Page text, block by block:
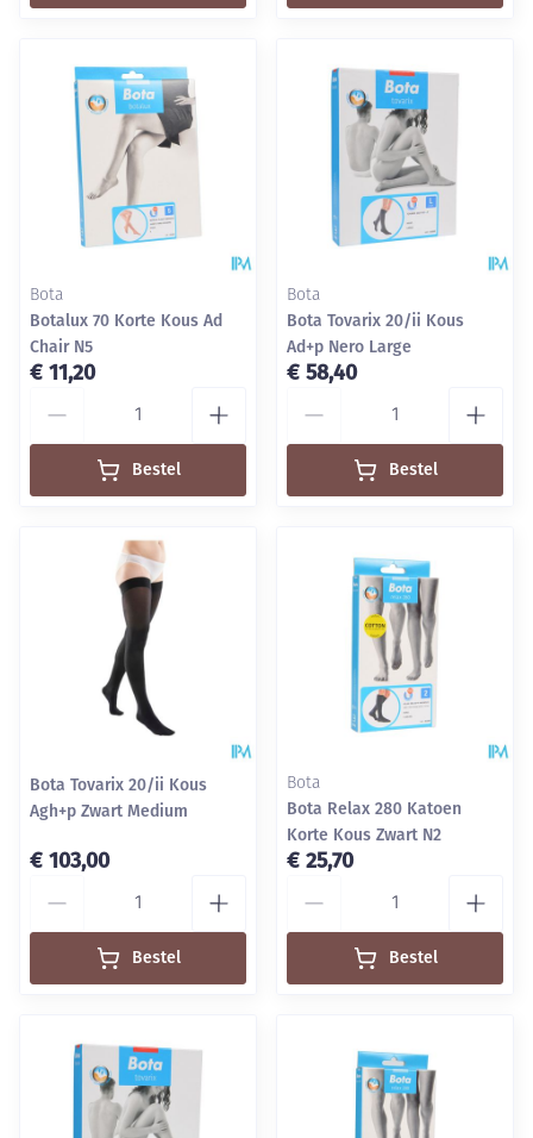
Bota
Botalux 70 Korte Kous Ad
Chair N5
€ 11,20
Bestel
Bota
Bota Tovarix 20/ii Kous
Ad+p Nero Large
€ 58,40
Bestel
Bota Tovarix 20/ii Kous
Agh+p Zwart Medium
€ 103,00
Bestel
Bota
Bota Relax 280 Katoen
Korte Kous Zwart N2
€ 25,70
Bestel